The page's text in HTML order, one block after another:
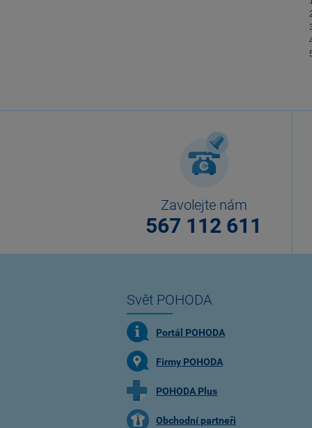
Zavolejte nám
567 112 611
Svět POHODA
Portál POHODA
Firmy POHODA
POHODA Plus
Obchodní partneři